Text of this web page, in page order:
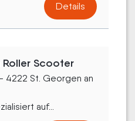
Details
Roller Scooter
4222 St. Georgen an
auf...